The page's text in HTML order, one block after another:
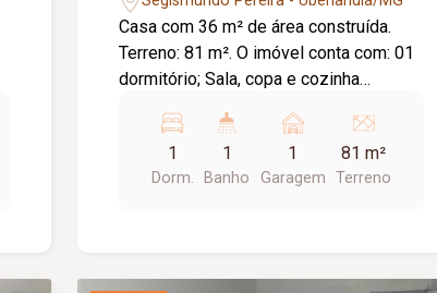
Casa com 36 m² de área construída.
Terreno: 81 m². O imóvel conta com: 01
dormitório; Sala, copa e cozinha
01 vaga de garagem; Diferenciais:
Ambientes integrados, proporcionando
melhor aproveitamento dos espaços.
1
Dorm.
1
Banho
1
Garagem
81 m²
Terreno